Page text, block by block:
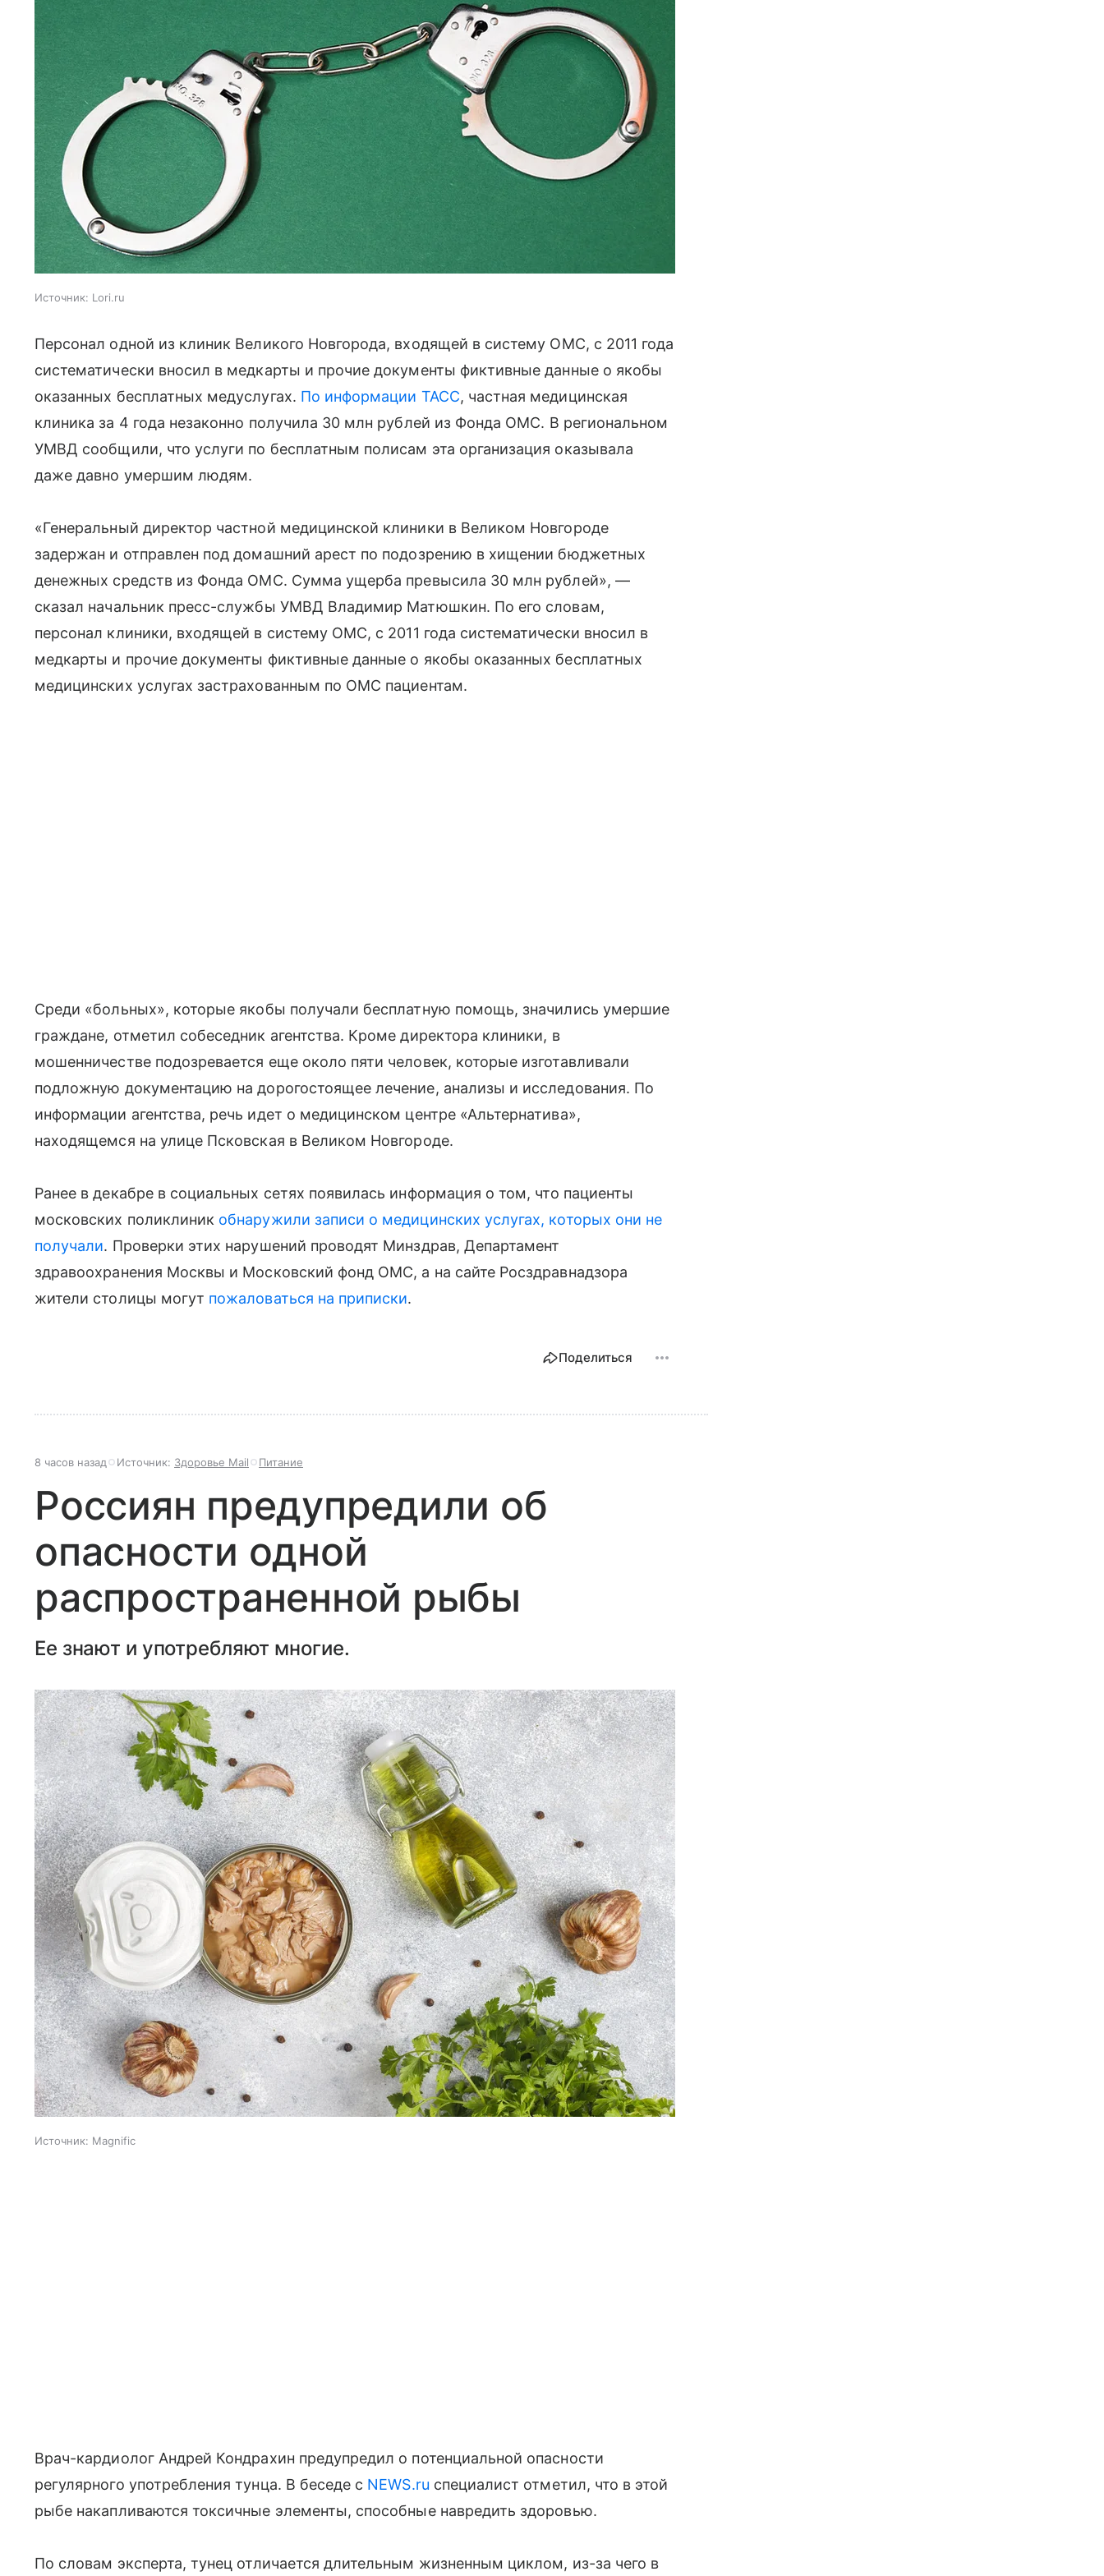
Источник: Lori.ru
Персонал одной из клиник Великого Новгорода, входящей в систему ОМС, с 2011 года
систематически вносил в медкарты и прочие документы фиктивные данные о якобы
оказанных бесплатных медуслугах. По информации ТАСС, частная медицинская
клиника за 4 года незаконно получила 30 млн рублей из Фонда ОМС. В региональном
УМВД сообщили, что услуги по бесплатным полисам эта организация оказывала
даже давно умершим людям.
«Генеральный директор частной медицинской клиники в Великом Новгороде
задержан и отправлен под домашний арест по подозрению в хищении бюджетных
денежных средств из Фонда ОМС. Сумма ущерба превысила 30 млн рублей», —
сказал начальник пресс-службы УМВД Владимир Матюшкин. По его словам,
персонал клиники, входящей в систему ОМС, с 2011 года систематически вносил в
медкарты и прочие документы фиктивные данные о якобы оказанных бесплатных
медицинских услугах застрахованным по ОМС пациентам.
Среди «больных», которые якобы получали бесплатную помощь, значились умершие
граждане, отметил собеседник агентства. Кроме директора клиники, в
мошенничестве подозревается еще около пяти человек, которые изготавливали
подложную документацию на дорогостоящее лечение, анализы и исследования. По
информации агентства, речь идет о медицинском центре «Альтернатива»,
находящемся на улице Псковская в Великом Новгороде.
Ранее в декабре в социальных сетях появилась информация о том, что пациенты
московских поликлиник обнаружили записи о медицинских услугах, которых они не
получали. Проверки этих нарушений проводят Минздрав, Департамент
здравоохранения Москвы и Московский фонд ОМС, а на сайте Росздравнадзора
жители столицы могут пожаловаться на приписки.
Поделиться
8 часов назад Источник: Здоровье Mail Питание
Россиян предупредили об
опасности одной
распространенной рыбы
Ее знают и употребляют многие.
Источник: Magnific
Врач-кардиолог Андрей Кондрахин предупредил о потенциальной опасности
регулярного употребления тунца. В беседе с NEWS.ru специалист отметил, что в этой
рыбе накапливаются токсичные элементы, способные навредить здоровью.
По словам эксперта, тунец отличается длительным жизненным циклом, из-за чего в